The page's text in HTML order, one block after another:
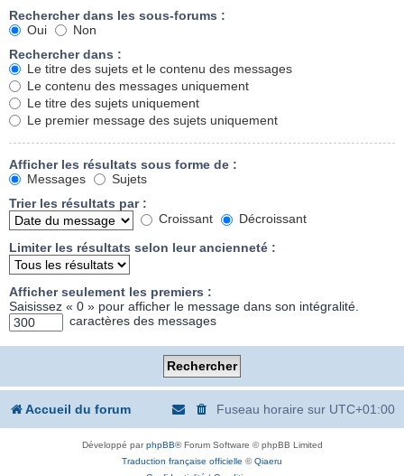
Rechercher dans les sous-forums :
Oui
Non
Rechercher dans :
Le titre des sujets et le contenu des messages
Le contenu des messages uniquement
Le titre des sujets uniquement
Le premier message des sujets uniquement
Afficher les résultats sous forme de :
Messages
Sujets
Trier les résultats par :
Croissant
Décroissant
Limiter les résultats selon leur ancienneté :
Afficher seulement les premiers :
Saisissez « 0 » pour afficher le message dans son intégralité.
caractères des messages
Accueil du forum Fuseau horaire sur UTC+01:00
Développé parphpBB® Forum Software © phpBB Limited
Traduction française officielle ©Qiaeru